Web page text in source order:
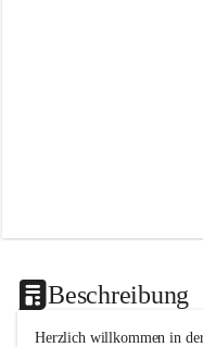
Beschreibung
Herzlich willkommen in